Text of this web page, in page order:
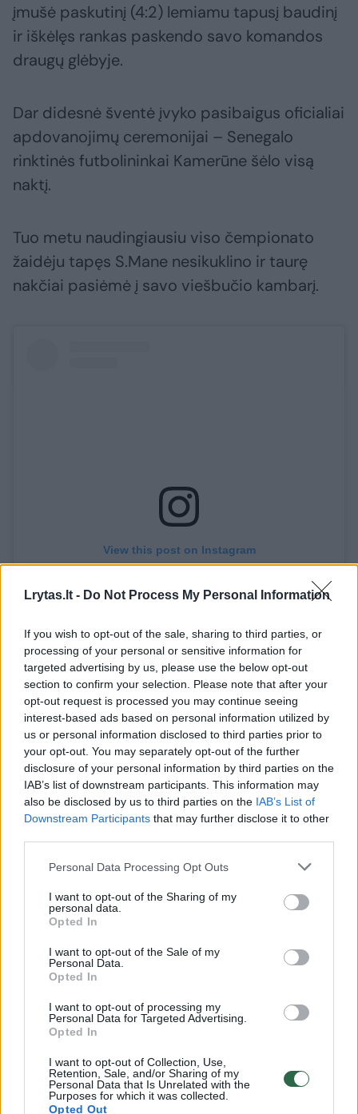
Lrytas.lt - Do Not Process My Personal Information
If you wish to opt-out of the sale, sharing to third parties, or
processing of your personal or sensitive information for
targeted advertising by us, please use the below opt-out
section to confirm your selection. Please note that after your
opt-out request is processed you may continue seeing
interest-based ads based on personal information utilized by
us or personal information disclosed to third parties prior to
your opt-out. You may separately opt-out of the further
disclosure of your personal information by third parties on the
IAB’s list of downstream participants. This information may
also be disclosed by us to third parties on the IAB’s List of
Downstream Participants that may further disclose it to other
Personal Data Processing Opt Outs
I want to opt-out of the Sharing of my
personal data.
Opted In
I want to opt-out of the Sale of my
Personal Data.
Opted In
I want to opt-out of processing my
Personal Data for Targeted Advertising.
Opted In
I want to opt-out of Collection, Use,
Retention, Sale, and/or Sharing of my
Personal Data that Is Unrelated with the
Purposes for which it was collected.
Opted Out
įmušė paskutinį (4:2) lemiamu tapusį baudinį
ir iškėlęs rankas paskendo savo komandos
draugų glėbyje.
Dar didesnė šventė įvyko pasibaigus oficialiai
apdovanojimų ceremonijai – Senegalo
rinktinės futbolininkai Kamerūne šėlo visą
naktį.
Tuo metu naudingiausiu viso čempionato
žaidėju tapęs S.Mane nesikuklino ir taurę
nakčiai pasiėmė į savo viešbučio kambarį.
View this post on Instagram
A post shared by Sadio Mane (@sadiomaneofficiel)
Pirmadienio rytą 29-erių futbolininkas savo
instagrame pasidalino nuotrauką, kurioje jis
savo lovoje leidžia laiką kartu su sekmadienį
iškovota čempionų taure.
Triumfo akimirkomis savo socialinėje erdvėje
dalinosi ir du baudinius atrėmęs Londono
„Chelsea“ klubo vartų sargas Edouardas
finalas Afrikos tautų taurės istorijoje. Tačiau
nei 2002, nei 2019 metais pergalės